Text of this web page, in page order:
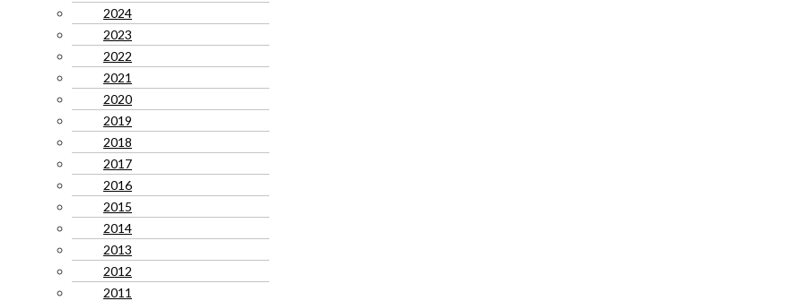
2024
2023
2022
2021
2020
2019
2018
2017
2016
2015
2014
2013
2012
2011